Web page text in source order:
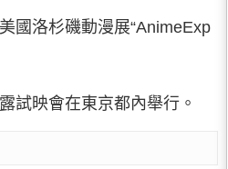
國洛杉磯動漫展“AnimeExp
試映會在東京都內舉行。